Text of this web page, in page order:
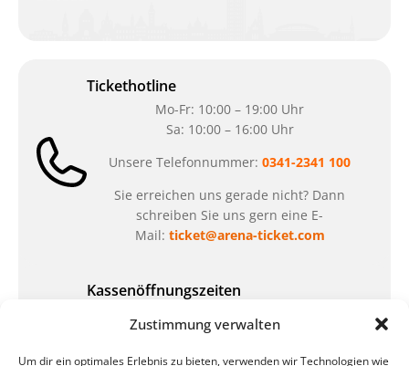
Zustimmung verwalten
Um dir ein optimales Erlebnis zu bieten, verwenden wir Technologien wie
Tickethotline
Mo-Fr: 10:00 – 19:00 Uhr
Sa: 10:00 – 16:00 Uhr
Unsere Telefonnummer: 0341-2341 100
Sie erreichen uns gerade nicht? Dann
schreiben Sie uns gern eine E-
Mail: ticket@arena-ticket.com
Kassenöffnungszeiten